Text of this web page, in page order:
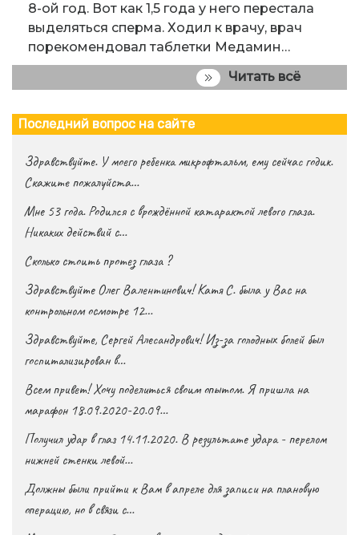
8-ой год. Вот как 1,5 года у него перестала
выделяться сперма. Ходил к врачу, врач
порекомендовал таблетки Медамин…
Читать всё
Последний вопрос на сайте
Здравствуйте. У моего ребенка микрофтальм, ему сейчас годик.
Скажите пожалуйста…
Мне 53 года. Родился с врождённой катарактой левого глаза.
Никаких действий с…
Сколько стоить протез глаза ?
Здравствуйте Олег Валентинович! Катя С. была у Вас на
контрольном осмотре 12…
Здравствуйте, Сергей Алесандрович! Из-за голодных болей был
госпитализирован в…
Всем привет! Хочу поделиться своим опытом. Я пришла на
марафон 18.09.2020-20.09…
Получил удар в глаз 14.11.2020. В результате удара - перелом
нижней стенки левой…
Должны были прийти к Вам в апреле для записи на плановую
операцию, но в связи с…